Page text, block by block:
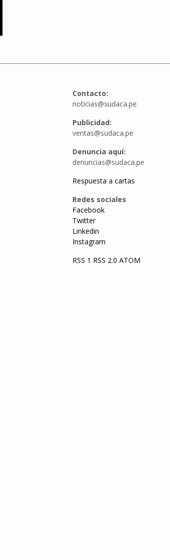
Contacto:
noticias@sudaca.pe
Publicidad:
ventas@sudaca.pe
Denuncia aquí:
denuncias@sudaca.pe
Respuesta a cartas
Redes sociales
Facebook
Twitter
Linkedin
Instagram
RSS 1 RSS 2.0 ATOM